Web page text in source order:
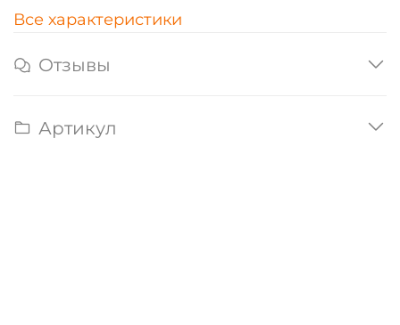
Все характеристики
Отзывы
Артикул